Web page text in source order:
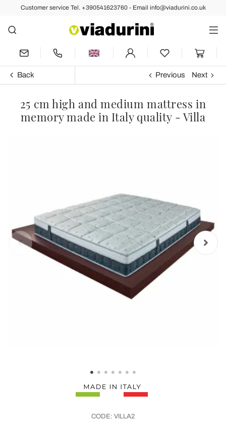
Customer service Tel. +390541623760 - Email info@viadurini.co.uk
Back Previous Next
25 cm high and medium mattress in
memory made in Italy quality - Villa
CODE: VILLA2